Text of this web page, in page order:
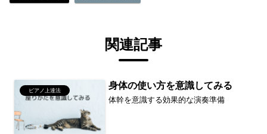
関連記事
ピアノ上達法 身体の使い方を意識してみる
体幹を意識する効果的な演奏準備